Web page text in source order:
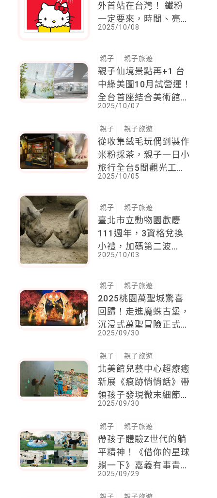
外首站在台灣！ 鐵粉
一定要來，時間、亮點
與限定周邊商品一次公
2025/10/08
親子 親子旅遊
親子仙境景點再+1 台
中綠美圖10月試營運！
全台首座結合美術館與
圖書館、絕美屋頂花園
仙氣登場
2025/10/07
親子 親子旅遊
從收集絨毛玩偶到製作
米粉採茶，親子一日小
旅行全台5間觀光工廠
玩味推薦！
2025/10/05
親子 親子旅遊
臺北市立動物園歡慶
111週年，3資格兌換
小禮，加碼第二波
1000份小禮物
2025/10/03
親子 親子旅遊
2025桃園萬聖城驚喜
回歸！走進魔蛛古堡，
沉浸式萬聖冒險正式啟
動，全家一起玩翻天
2025/09/30
親子 親子旅遊
北美館兒藝中心超療癒
新展《痕跡悄悄話》帶
領孩子發現微末細節生
活痕跡 系列親子工坊
一次看
2025/09/30
親子 親子旅遊
帶孩子體驗Z世代的躺
平精神！《借你的星球
躺一下》嘉義有事青年
主題展已登入Z星球
2025/09/29